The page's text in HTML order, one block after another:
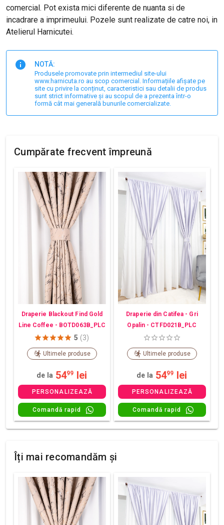
comercial. Pot exista mici diferente de nuanta si de
incadrare a imprimeului. Pozele sunt realizate de catre noi, in
Atelierul Harnicutei.
NOTĂ:
Produsele promovate prin intermediul site-ului
www.harnicuta.ro au scop comercial. Informațiile afișate pe
site cu privire la conținut, caracteristici sau detalii de produs
sunt strict informative și au scopul de a prezenta într-o
formă cât mai generală bunurile comercializate.
Cumpărate frecvent împreună
Draperie Blackout Find Gold
Line Coffee - BOTD063B_PLC
5 (3)
Ultimele produse
de la 5499 lei
PERSONALIZEAZĂ
Comandă rapid
Draperie din Catifea - Gri
Opalin - CTFD021B_PLC
Ultimele produse
de la 5499 lei
PERSONALIZEAZĂ
Comandă rapid
Îți mai recomandăm și